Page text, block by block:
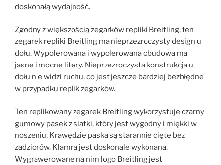
doskonałą wydajność.
Zgodny z większością zegarków repliki Breitling, ten
zegarek repliki Breitling ma nieprzezroczysty design u
dołu. Wypolerowana i wypolerowana obudowa ma
jasne i mocne litery. Nieprzezroczysta konstrukcja u
dołu nie widzi ruchu, co jest jeszcze bardziej bezbłędne
w przypadku replik zegarków.
Ten replikowany zegarek Breitling wykorzystuje czarny
gumowy pasek z siatki, który jest wygodny i miękki w
noszeniu. Krawędzie paska są starannie cięte bez
zadziorów. Klamra jest doskonale wykonana.
Wygrawerowane na nim logo Breitling jest